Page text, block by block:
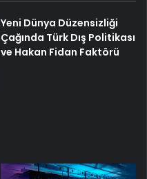
Yeni Dünya Düzensizliği
Çağında Türk Dış Politikası
ve Hakan Fidan Faktörü